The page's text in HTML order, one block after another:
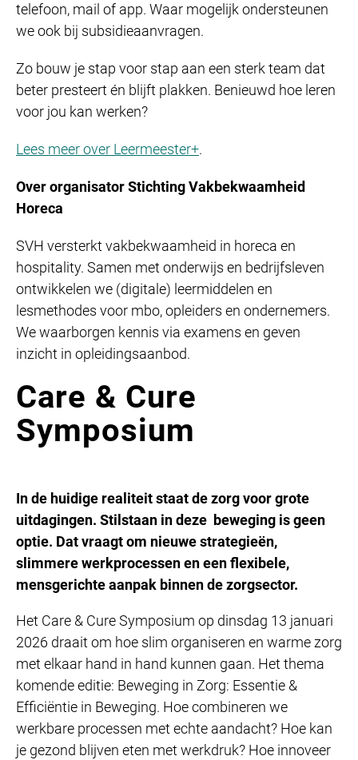
telefoon, mail of app. Waar mogelijk ondersteunen
we ook bij subsidieaanvragen.
Zo bouw je stap voor stap aan een sterk team dat
beter presteert én blijft plakken. Benieuwd hoe leren
voor jou kan werken?
Lees meer over Leermeester+.
Over organisator Stichting Vakbekwaamheid
Horeca
SVH versterkt vakbekwaamheid in horeca en
hospitality. Samen met onderwijs en bedrijfsleven
ontwikkelen we (digitale) leermiddelen en
lesmethodes voor mbo, opleiders en ondernemers.
We waarborgen kennis via examens en geven
inzicht in opleidingsaanbod.
Care & Cure
Symposium
In de huidige realiteit staat de zorg voor grote
uitdagingen. Stilstaan in deze beweging is geen
optie. Dat vraagt om nieuwe strategieën,
slimmere werkprocessen en een flexibele,
mensgerichte aanpak binnen de zorgsector.
Het Care & Cure Symposium op dinsdag 13 januari
2026 draait om hoe slim organiseren en warme zorg
met elkaar hand in hand kunnen gaan. Het thema
komende editie: Beweging in Zorg: Essentie &
Efficiëntie in Beweging. Hoe combineren we
werkbare processen met echte aandacht? Hoe kan
je gezond blijven eten met werkdruk? Hoe innoveer